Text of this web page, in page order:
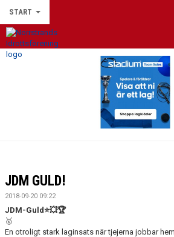
START
HEM
LEEDS UNITED FOOTBALL SCHOOL 2026
JDM GULD!
2018-09-20 09:22
JDM-Guld⭐️💥🏆
🥇
En otroligt stark laginsats när tjejerna jobbar